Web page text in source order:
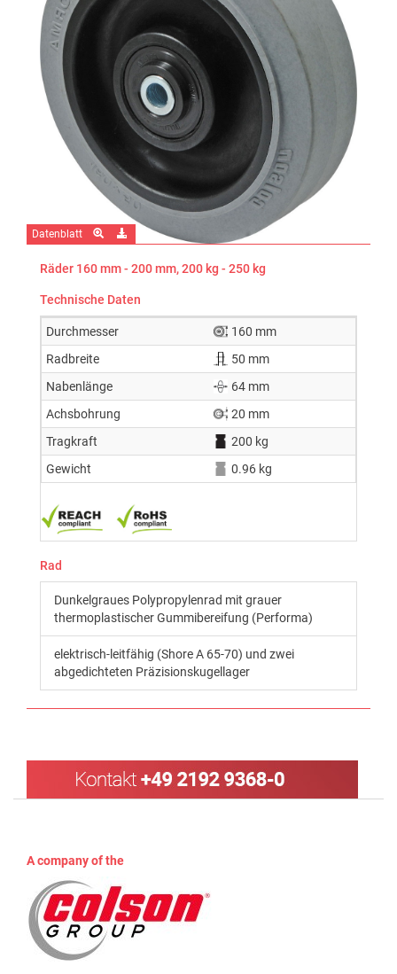
Datenblatt
Räder 160 mm - 200 mm, 200 kg - 250 kg
Technische Daten
Durchmesser
160 mm
Radbreite
50 mm
Nabenlänge
64 mm
Achsbohrung
20 mm
Tragkraft
200 kg
Gewicht
0.96 kg
Rad
Dunkelgraues Polypropylenrad mit grauer
thermoplastischer Gummibereifung (Performa)
elektrisch-leitfähig (Shore A 65-70) und zwei
abgedichteten Präzisionskugellager
A company of the